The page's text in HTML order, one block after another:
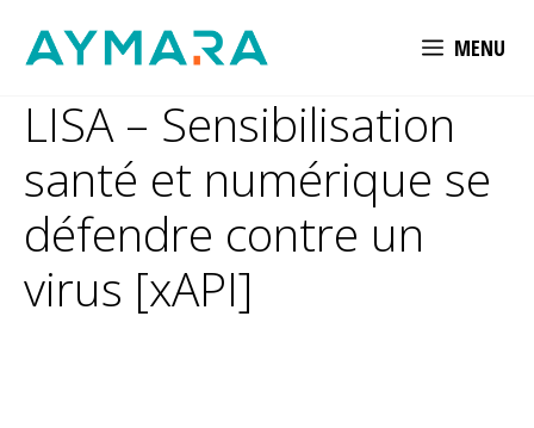
MENU
LISA – Sensibilisation
santé et numérique se
défendre contre un
virus [xAPI]